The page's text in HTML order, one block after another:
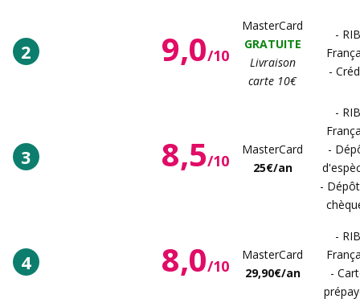
2 9,0/10
MasterCard
GRATUITE
Livraison
carte 10€
- RIB
-
3 8,5/10
MasterCard
25€/an
- RIB
-
-
4 8,0/10
MasterCard
29,90€/an
- RIB
-